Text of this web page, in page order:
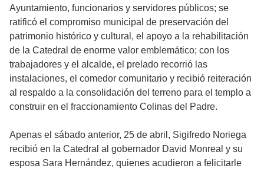
Ayuntamiento, funcionarios y servidores públicos; se
ratificó el compromiso municipal de preservación del
patrimonio histórico y cultural, el apoyo a la rehabilitación
de la Catedral de enorme valor emblemático; con los
trabajadores y el alcalde, el prelado recorrió las
instalaciones, el comedor comunitario y recibió reiteración
al respaldo a la consolidación del terreno para el templo a
construir en el fraccionamiento Colinas del Padre.
Apenas el sábado anterior, 25 de abril, Sigifredo Noriega
recibió en la Catedral al gobernador David Monreal y su
esposa Sara Hernández, quienes acudieron a felicitarle